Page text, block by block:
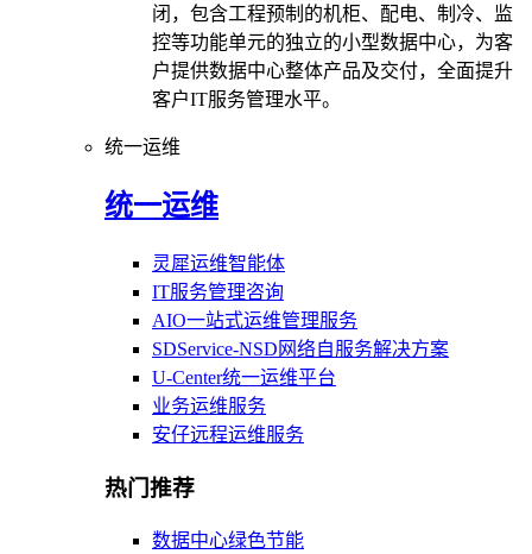
闭，包含工程预制的机柜、配电、制冷、监
控等功能单元的独立的小型数据中心，为客
户提供数据中心整体产品及交付，全面提升
客户IT服务管理水平。
统一运维
统一运维
灵犀运维智能体
IT服务管理咨询
AIO一站式运维管理服务
SDService-NSD网络自服务解决方案
U-Center统一运维平台
业务运维服务
安仔远程运维服务
热门推荐
数据中心绿色节能